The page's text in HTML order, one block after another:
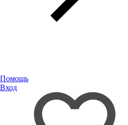
Помощь
Вход